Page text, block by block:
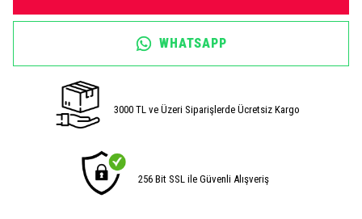
WHATSAPP
3000 TL ve Üzeri Siparişlerde Ücretsiz Kargo
256 Bit SSL ile Güvenli Alışveriş